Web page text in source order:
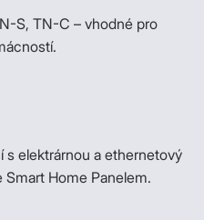
S, TN-C – vhodné pro
s elektrárnou a ethernetový
Smart Home Panelem.